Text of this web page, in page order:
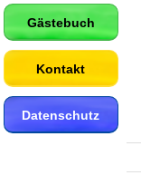
Gästebuch
Kontakt
Datenschutz